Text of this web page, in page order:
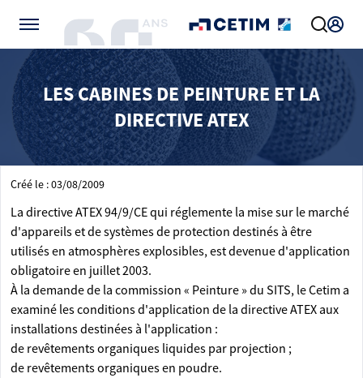
LES CABINES DE PEINTURE ET LA
DIRECTIVE ATEX
Créé le : 03/08/2009
La directive ATEX 94/9/CE qui réglemente la mise sur le marché
d'appareils et de systèmes de protection destinés à être
utilisés en atmosphères explosibles, est devenue d'application
obligatoire en juillet 2003.
À la demande de la commission « Peinture » du SITS, le Cetim a
examiné les conditions d'application de la directive ATEX aux
installations destinées à l'application :
de revêtements organiques liquides par projection ;
de revêtements organiques en poudre.